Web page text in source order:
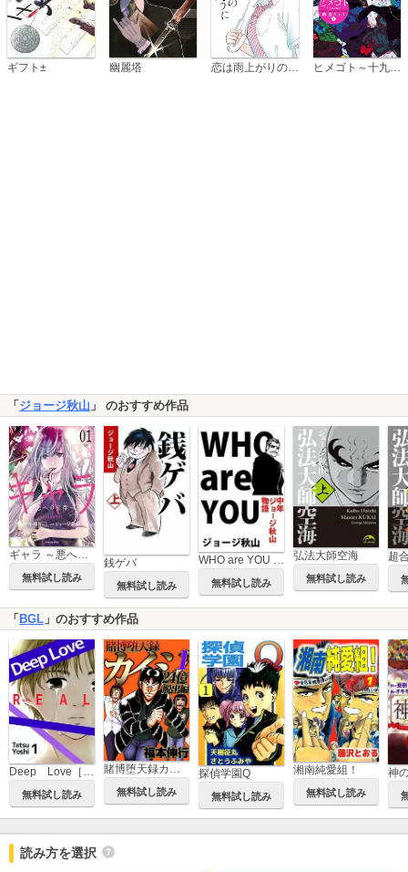
ギフト± 幽麗塔 恋は雨上がりのように ヒメゴト～十九歳の制服～
「 ジョージ秋山 」 のおすすめ作品
ギャラ ～悪への招待～
無料試し読み
銭ゲバ
無料試し読み 無料試し読み
弘法大師空海
無料試し読み
「 BGL 」のおすすめ作品
Deep Love［REAL]
無料試し読み
賭博堕天録カイジ 24億脱出編
無料試し読み
探偵学園Q
無料試し読み
湘南純愛組！
無料試し読み
神
読み方を選択